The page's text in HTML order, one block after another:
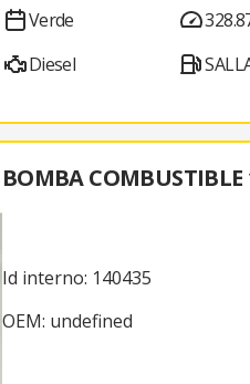
Verde
Diesel
BOMBA COMBUSTIBLE
Id interno: 140435
OEM: undefined